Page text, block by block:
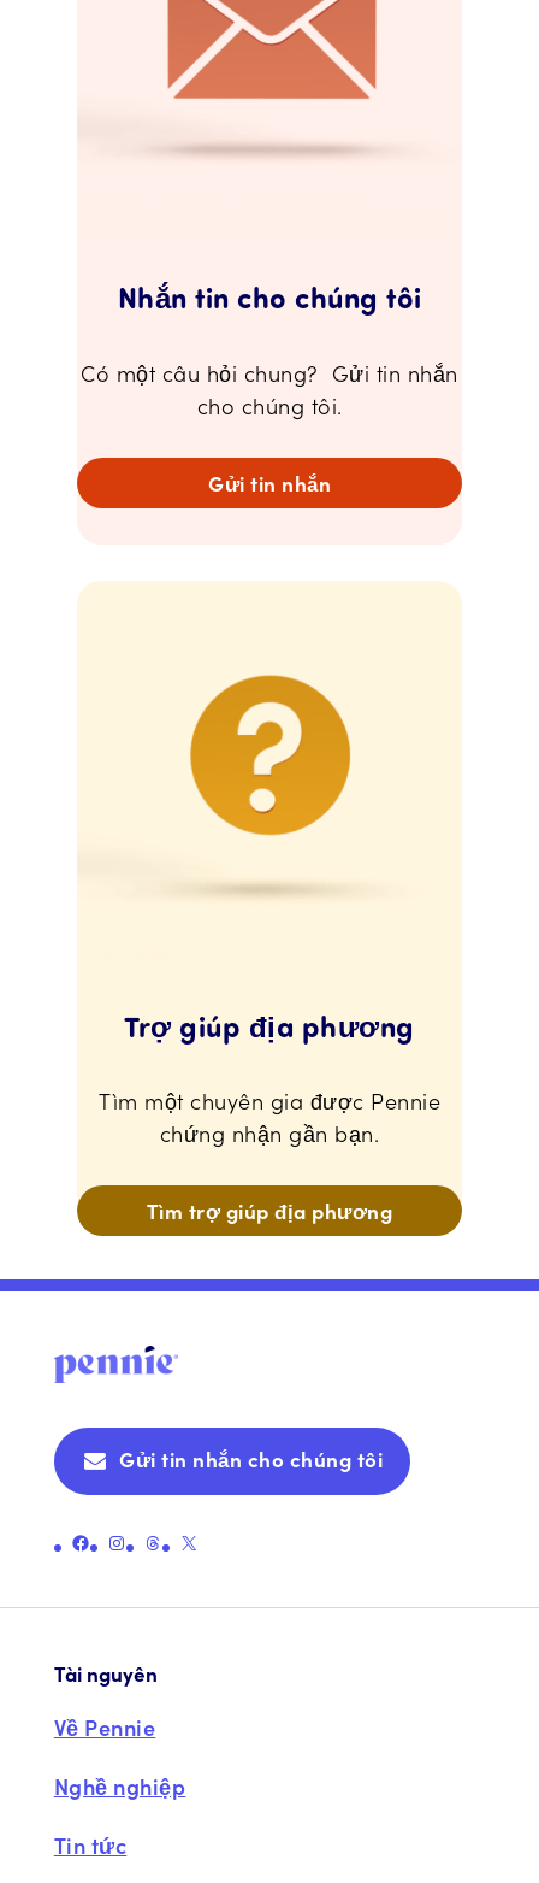
Nhắn tin cho chúng tôi
Có một câu hỏi chung? Gửi tin nhắn
cho chúng tôi.
Gửi tin nhắn
Trợ giúp địa phương
Tìm một chuyên gia được Pennie
chứng nhận gần bạn.
Tìm trợ giúp địa phương
Gửi tin nhắn cho chúng tôi
Liên kết đến trang Facebook chính thức của PennieLiên kết đến trang Instagram chính thức của PennieLiên kết đến trang chủ đề chính thức của PennieLiên kết đến Trang X chính thức của Pennie (trước đây là Twitter)
Tài nguyên
Về Pennie
Nghề nghiệp
Tin tức